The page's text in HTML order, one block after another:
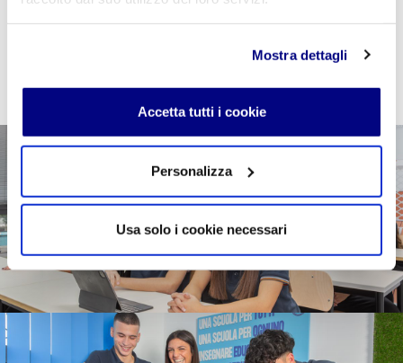
Mostra dettagli
Accetta tutti i cookie
Personalizza
Usa solo i cookie necessari
AGGIUNGI AL CARRELLO